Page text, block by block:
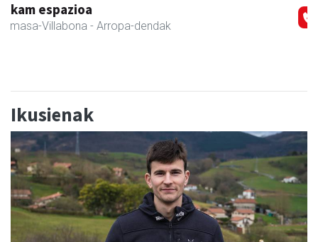
Adats ileapaindegi eta estetika
Andoain - Ile-apaindegiak
Ikusienak